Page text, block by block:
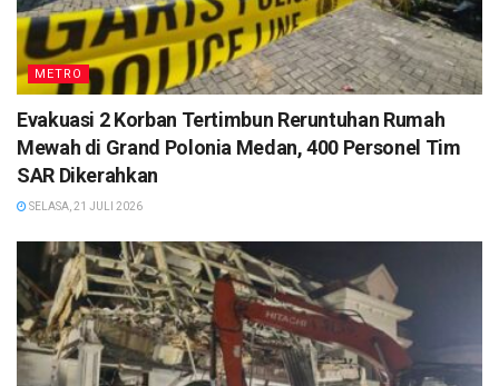
METRO
Evakuasi 2 Korban Tertimbun Reruntuhan Rumah
Mewah di Grand Polonia Medan, 400 Personel Tim
SAR Dikerahkan
SELASA, 21 JULI 2026